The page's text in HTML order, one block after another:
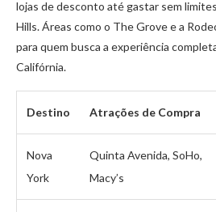
lojas de desconto até gastar sem
Hills. Áreas como o The Grove e a
para quem busca a experiência
Califórnia.
Destino Atrações de Compra
Nova
York
Quinta Avenida, SoHo,
Macy’s